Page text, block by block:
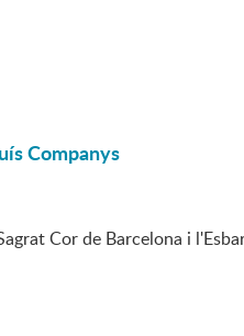
Companys
Cor de Barcelona i